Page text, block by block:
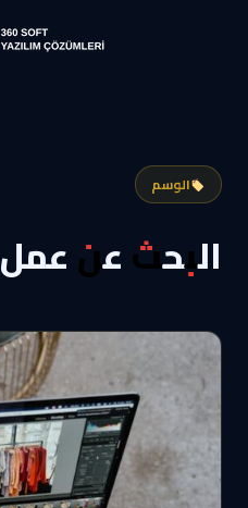
الوسم
البحث عن عمل